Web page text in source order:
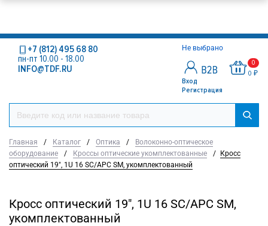
Не выбрано
Вход
Регистрация
0
0 ₽
+7 (812) 495 68 80
пн-пт 10.00 - 18.00
INFO@TDF.RU
Главная / Каталог / Оптика /
Волоконно-оптическое
оборудование
/ Кроссы оптические укомплектованные /
Кросс
оптический 19", 1U 16 SC/APC SM, укомплектованный
Кросс оптический 19", 1U 16 SC/APC SM,
укомплектованный